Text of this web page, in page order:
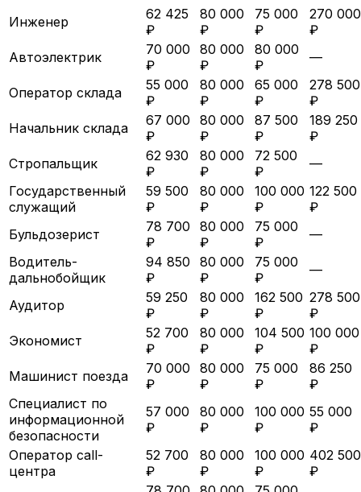
Инженер
62 425
₽
80 000
₽
75 000
₽
270 000
₽
Автоэлектрик
70 000
₽
80 000
₽
80 000
₽
—
Оператор склада
55 000
₽
80 000
₽
65 000
₽
278 500
₽
Начальник склада
67 000
₽
80 000
₽
87 500
₽
189 250
₽
Стропальщик
62 930
₽
80 000
₽
72 500
₽
—
Государственный
служащий
59 500
₽
80 000
₽
100 000
₽
122 500
₽
Бульдозерист
78 700
₽
80 000
₽
75 000
₽
—
Водитель-
дальнобойщик
94 850
₽
80 000
₽
75 000
₽
—
Аудитор
59 250
₽
80 000
₽
162 500
₽
278 500
₽
Экономист
52 700
₽
80 000
₽
104 500
₽
100 000
₽
Машинист поезда
70 000
₽
80 000
₽
75 000
₽
86 250
₽
Специалист по
информационной
безопасности
57 000
₽
80 000
₽
100 000
₽
55 000
₽
Оператор call-
центра
52 700
₽
80 000
₽
100 000
₽
402 500
₽